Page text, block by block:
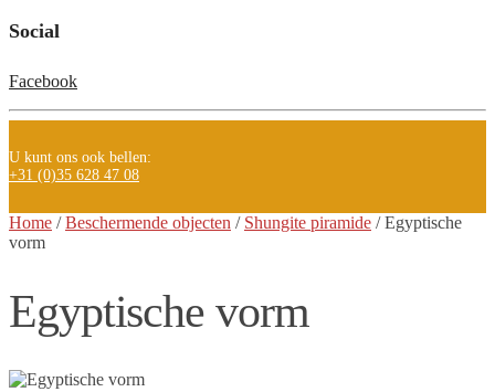
Social
Facebook
U kunt ons ook bellen:
+31 (0)35 628 47 08
Home /Beschermende objecten / Shungite piramide /Egyptische
vorm
Egyptische vorm